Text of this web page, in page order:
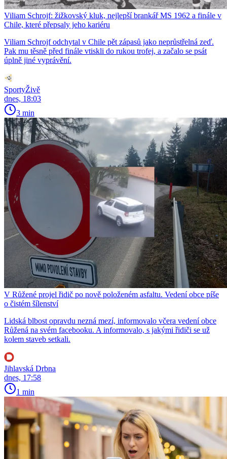
Viliam Schrojf: žižkovský kluk, nejlepší brankář MS 1962 a finále v
Chile, které přepsaly jeho kariéru
Viliam Schrojf odchytal v Chile pět zápasů jako neprůstřelná zeď.
Pak mu těsně před finále vtiskli do rukou trofej, a začalo se psát
úplně jiné vyprávění.
SportyŽivě
dnes, 18:03
3 min
V Růžené projel řidič po nově položeném asfaltu. Vedení obce píše
o čistém šílenství
Lidská blbost opravdu nezná mezí, informovalo včera vedení obce
Růžená na svém facebooku. A informovalo, s jakými řidiči se už
kolem staveb setkali.
Jihlavská Drbna
dnes, 17:58
1 min